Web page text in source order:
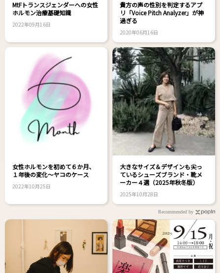
MtFトランスジェンダーへの女性
ホルモン治療基礎知識
2022年09月16日
貴方の声の性別を判定するアプ
リ「Voice Pitch Analyzer」が神
過ぎる
2020年06月16日
女性ホルモンを初めて６か月、
１年後の変化～ヤコのケース
2022年10月25日
大きなサイズ＆デザインも尖っ
ているシューズブランド・靴メ
ーカー４選（2025年秋冬版）
2025年10月28日
Recommended by